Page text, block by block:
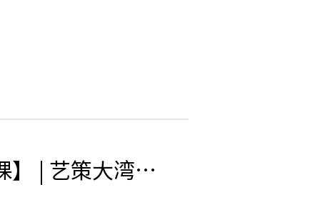
【GAFAM+A MOOC 艺课】 | 艺策大湾——跨域策展方法与实践联合研习课程